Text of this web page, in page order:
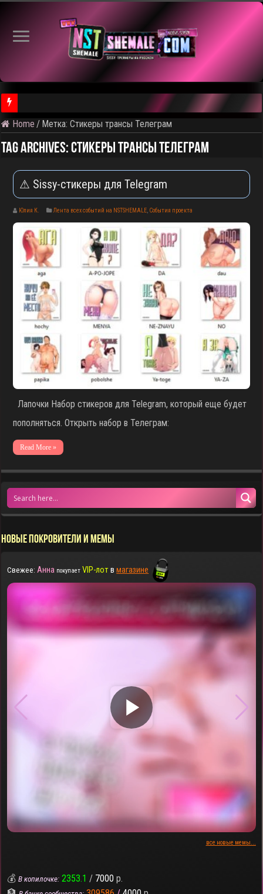
⚠️ Результаты голосования и тема следующего откртытого
Home / Метка:Cтикеры трансы Телеграм
Tag Archives:Cтикеры трансы Телеграм
⚠ Sissy-стикеры для Telegram
Юлия К. Лента всех событий на NSTSHEMALE События проекта
Лапочки Набор стикеров для Telegram, который еще будет
пополняться. Открыть набор в Телеграм:
Read More »
НОВЫЕ ПОКРОВИТЕЛИ И МЕМЫ
Свежее: Анна покупает VIP-лотвмагазине
▶
все новые мемы...
💰В копилочке: 2353.1 / 7000 р.